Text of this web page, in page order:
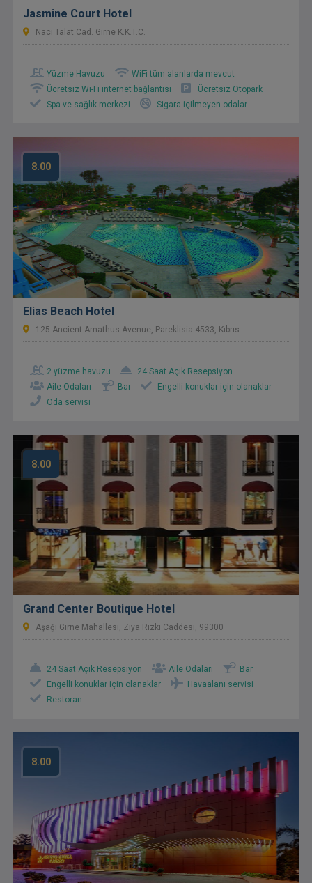
Jasmine Court Hotel
Naci Talat Cad. Girne K.K.T.C.
Yüzme Havuzu
WiFi tüm alanlarda mevcut
Ücretsiz Wi-Fi internet bağlantısı
Ücretsiz Otopark
Spa ve sağlık merkezi
Sigara içilmeyen odalar
8.00
Elias Beach Hotel
125 Ancient Amathus Avenue, Pareklisia 4533, Kıbrıs
2 yüzme havuzu
24 Saat Açık Resepsiyon
Aile Odaları
Bar
Engelli konuklar için olanaklar
Oda servisi
8.00
Grand Center Boutique Hotel
Aşağı Girne Mahallesi, Ziya Rızkı Caddesi, 99300
24 Saat Açık Resepsiyon Aile Odaları
Bar
Engelli konuklar için olanaklar
Havaalanı servisi
Restoran
8.00